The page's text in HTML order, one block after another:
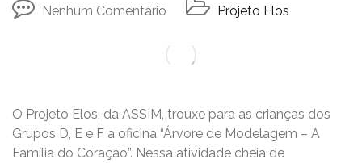
Nenhum Comentário
Projeto Elos
O Projeto Elos, da ASSIM, trouxe para as crianças dos
Grupos D, E e F a oficina “Árvore de Modelagem – A
Família do Coração”. Nessa atividade cheia de